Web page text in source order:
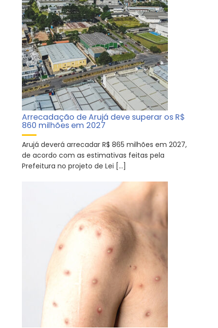
Arrecadação de Arujá deve superar os R$
860 milhões em 2027
Arujá deverá arrecadar R$ 865 milhões em 2027,
de acordo com as estimativas feitas pela
Prefeitura no projeto de Lei […]